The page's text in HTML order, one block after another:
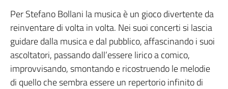
Per Stefano Bollani la musica è un gioco divertente da
reinventare di volta in volta. Nei suoi concerti si lascia
guidare dalla musica e dal pubblico, affascinando i suoi
ascoltatori, passando dall’essere lirico a comico,
improvvisando, smontando e ricostruendo le melodie
di quello che sembra essere un repertorio infinito di